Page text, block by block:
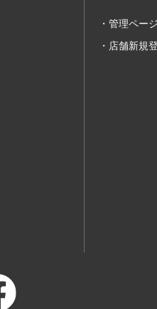
管理ペー
店舗新規